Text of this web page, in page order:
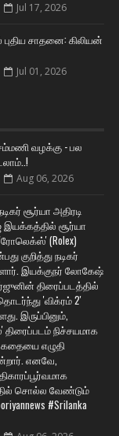
Jul 17, 2026
சாதனை: கிலியன்
Jul 01, 2026
வழக்கு - பல
Aug 06, 2026
சூர்யா அதிரடி
சூர்யா
'ரோலெக்ஸ்' (Rolex)
குறித்து நடிகர்
இயக்குநர் லோகேஷ்
திரைப்படத்தில்
'விக்ரம் 2'
இருப்பினும்,
நிச்சயமாக
எழுதி
எனவே,
சொல்ல வேண்டும்
#Srilanka